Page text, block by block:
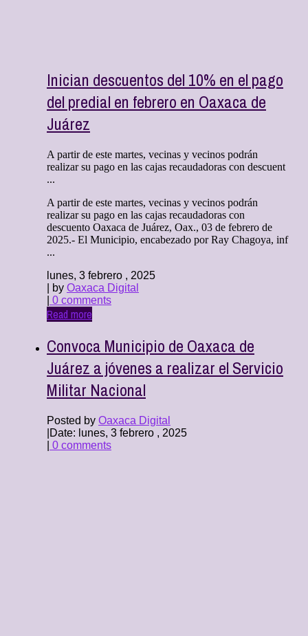
Inician descuentos del 10% en el pago
del predial en febrero en Oaxaca de
Juárez
A partir de este martes, vecinas y vecinos podrán
realizar su pago en las cajas recaudadoras con descuent
...
A partir de este martes, vecinas y vecinos podrán
realizar su pago en las cajas recaudadoras con
descuento Oaxaca de Juárez, Oax., 03 de febrero de
2025.- El Municipio, encabezado por Ray Chagoya, inf
...
lunes, 3 febrero , 2025
| by Oaxaca Digital
0 comments
Read more
Convoca Municipio de Oaxaca de
Juárez a jóvenes a realizar el Servicio
Militar Nacional
Posted by Oaxaca Digital
Date: lunes, 3 febrero , 2025
0 comments